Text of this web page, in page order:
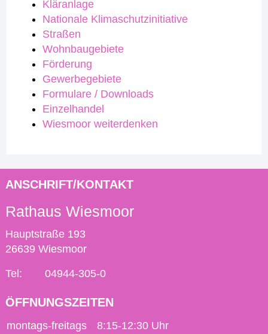
Kläranlage
Nationale Klimaschutzinitiative
Straßen
Wohnbaugebiete
Förderung
Gewerbegebiete
Formulare / Downloads
Einzelhandel
Wiesmoor weiterdenken
ANSCHRIFT/KONTAKT
Rathaus Wiesmoor
Hauptstraße 193
26639 Wiesmoor
Tel: 04944-305-0
ÖFFNUNGSZEITEN
montags-freitags 8:15-12:30 Uhr